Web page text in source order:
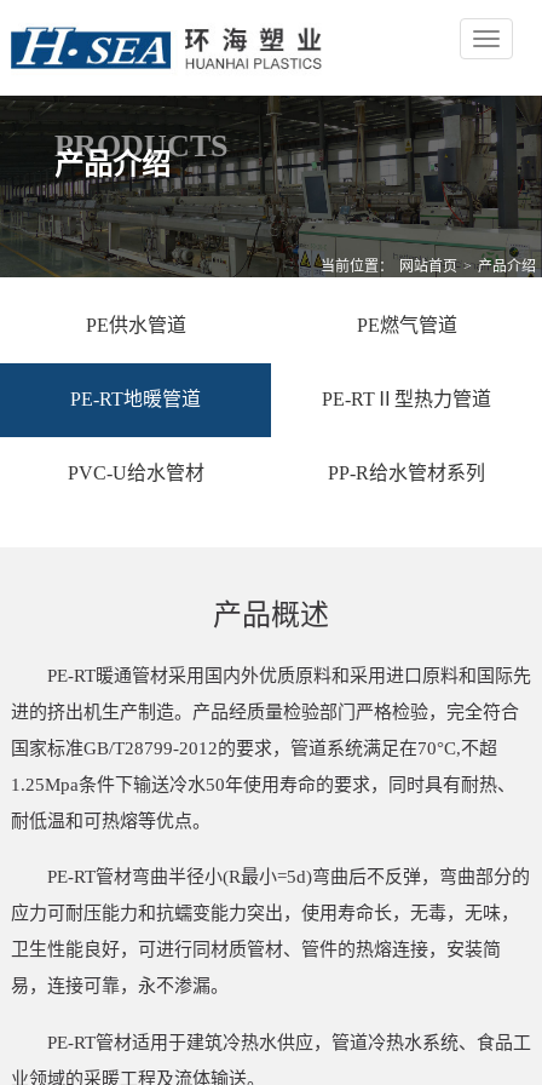
Toggle
PRODUCTS
产品介绍
当前位置： 网站首页 > 产品介绍
PE供水管道 PE燃气管道
PE-RT地暖管道 PE-RTⅡ型热力管道
PVC-U给水管材 PP-R给水管材系列
产品概述
PE-RT暖通管材采用国内外优质原料和采用进口原料和国际先
进的挤出机生产制造。产品经质量检验部门严格检验，完全符合
国家标准GB/T28799-2012的要求，管道系统满足在70°C,不超
1.25Mpa条件下输送冷水50年使用寿命的要求，同时具有耐热、
耐低温和可热熔等优点。
PE-RT管材弯曲半径小(R最小=5d)弯曲后不反弹，弯曲部分的
应力可耐压能力和抗蠕变能力突出，使用寿命长，无毒，无味，
卫生性能良好，可进行同材质管材、管件的热熔连接，安装简
易，连接可靠，永不渗漏。
PE-RT管材适用于建筑冷热水供应，管道冷热水系统、食品工
业领域的采暖工程及流体输送。